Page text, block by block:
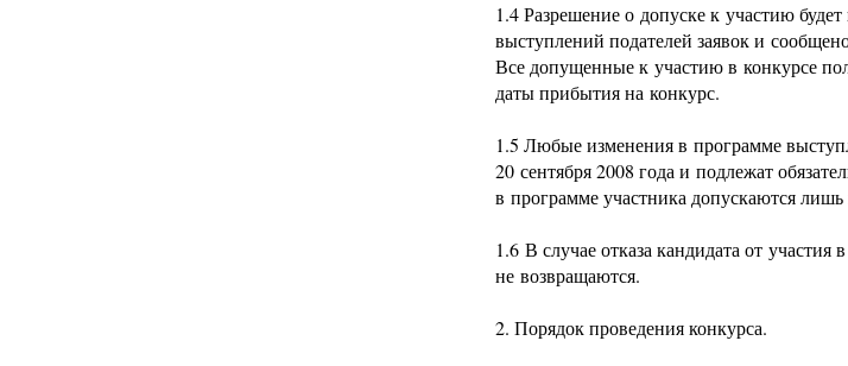
1.4 Разрешение о допуске к участию
выступлений подателей заявок и
Все допущенные к участию в конкурсе
даты прибытия на конкурс.
1.5 Любые изменения в программе
20 сентября 2008 года и подлежат
в программе участника допускаются
1.6 В случае отказа кандидата от
не возвращаются.
2. Порядок проведения конкурса.